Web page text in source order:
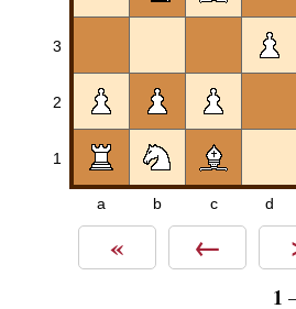
3
2
1
a b c d
« ←
1